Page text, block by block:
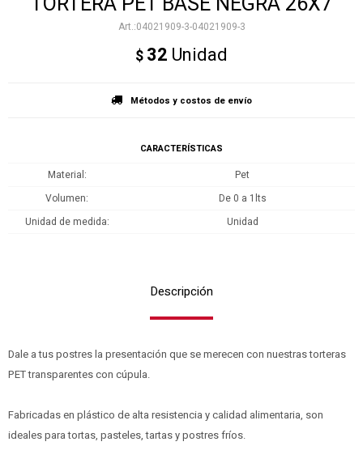
04021909-3-04021909-3
$ 32 Unidad
Métodos y costos de envío
CARACTERÍSTICAS
Material
Pet
Volumen
De 0 a 1lts
Unidad de medida
Unidad
Descripción
Dale a tus postres la presentación que se merecen con nuestras torteras
PET transparentes con cúpula.
Fabricadas en plástico de alta resistencia y calidad alimentaria, son
ideales para tortas, pasteles, tartas y postres fríos.